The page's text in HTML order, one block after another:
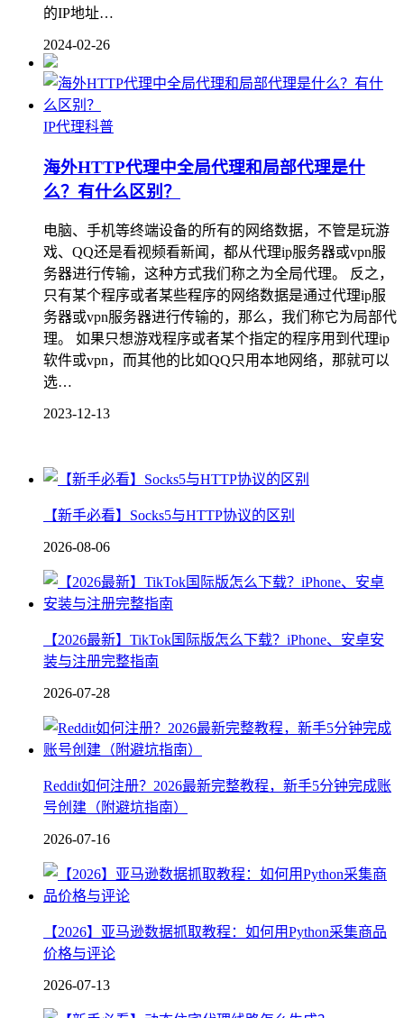
的IP地址…
2024-02-26
IP代理科普
海外HTTP代理中全局代理和局部代理是什
么？有什么区别？
电脑、手机等终端设备的所有的网络数据，不管是玩游
戏、QQ还是看视频看新闻，都从代理ip服务器或vpn服
务器进行传输，这种方式我们称之为全局代理。 反之，
只有某个程序或者某些程序的网络数据是通过代理ip服
务器或vpn服务器进行传输的，那么，我们称它为局部代
理。 如果只想游戏程序或者某个指定的程序用到代理ip
软件或vpn，而其他的比如QQ只用本地网络，那就可以
选…
2023-12-13
【新手必看】Socks5与HTTP协议的区别
2026-08-06
【2026最新】TikTok国际版怎么下载？iPhone、安卓安
装与注册完整指南
2026-07-28
Reddit如何注册？2026最新完整教程，新手5分钟完成账
号创建（附避坑指南）
2026-07-16
【2026】亚马逊数据抓取教程：如何用Python采集商品
价格与评论
2026-07-13